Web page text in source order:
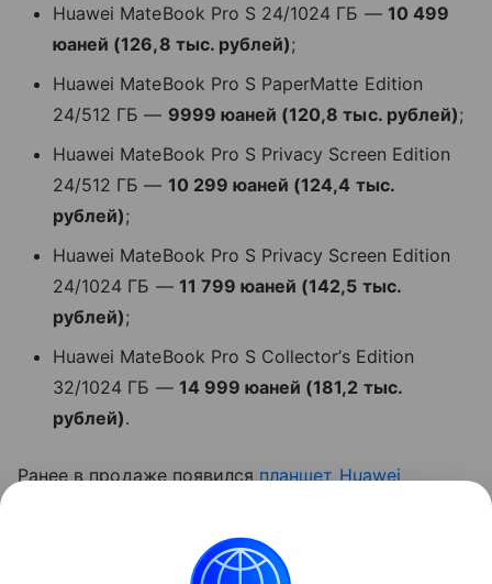
Huawei MateBook Pro S 24/1024 ГБ — 10 499
юаней (126,8 тыс. рублей);
Huawei MateBook Pro S PaperMatte Edition
24/512 ГБ — 9999 юаней (120,8 тыс. рублей);
Huawei MateBook Pro S Privacy Screen Edition
24/512 ГБ — 10 299 юаней (124,4 тыс.
рублей);
Huawei MateBook Pro S Privacy Screen Edition
24/1024 ГБ — 11 799 юаней (142,5 тыс.
рублей);
Huawei MateBook Pro S Collector’s Edition
32/1024 ГБ — 14 999 юаней (181,2 тыс.
рублей).
Ранее в продаже появился планшет Huawei